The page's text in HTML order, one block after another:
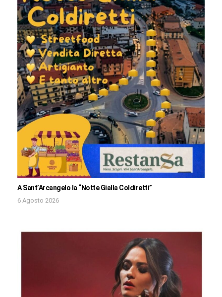
A Sant’Arcangelo la “Notte Gialla Coldiretti”
6 Agosto 2026